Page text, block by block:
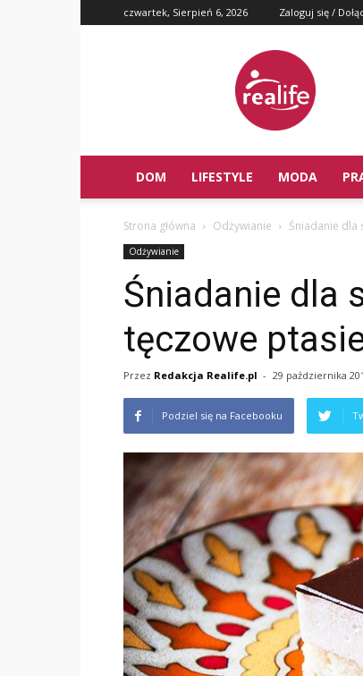
czwartek, Sierpień 6, 2026 Zaloguj się /
DOM LIFESTYLE MODA
Strona główna Odżywianie Śniadanie dla
Odżywianie
Śniadanie dla
tęczowe
Przez Redakcja Realife.pl - 29 października
Podziel się na Facebooku